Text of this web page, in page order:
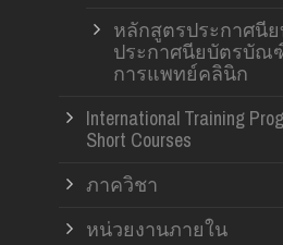
หลักสูตรประกาศนี
ประกาศนียบัตรบัณ
การแพทย์คลินิก
International Training
Short Courses
ภาควิชา
หน่วยงานภายใน